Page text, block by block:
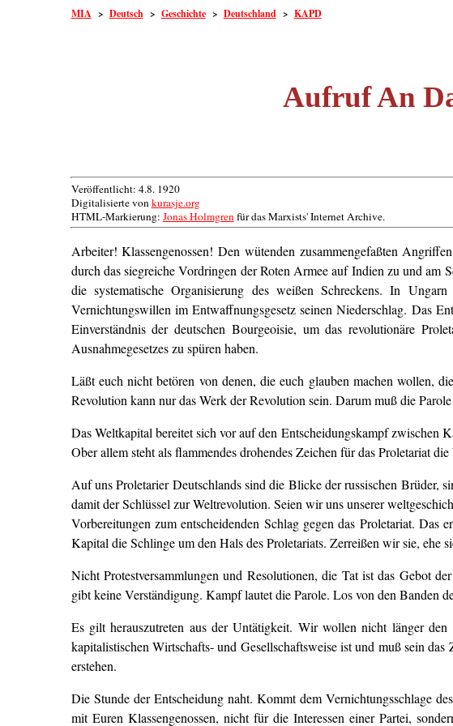
MIA > Deutsch> Geschichte> Deutschland> KAPD
Aufruf An
Veröffentlicht: 4.8. 1920
Digitalisierte vonkurasje.org
HTML-Markierung: Jonas Holmgrenfür das Marxists' Internet Archive.
Arbeiter! Klassengenossen! Den wütenden zusammengefaßten
durch das siegreiche Vordringen der Roten Armee auf Indien zu und
die systematische Organisierung des weißen Schreckens. In
Vernichtungswillen im Entwaffnungsgesetz seinen Niederschlag. Das
Einverständnis der deutschen Bourgeoisie, um das revolutionäre
Ausnahmegesetzes zu spüren haben.
Läßt euch nicht betören von denen, die euch glauben machen wollen,
Revolution kann nur das Werk der Revolution sein. Darum muß die
Das Weltkapital bereitet sich vor auf den Entscheidungskampf
Ober allem steht als flammendes drohendes Zeichen für das Proletariat
Auf uns Proletarier Deutschlands sind die Blicke der russischen Brüder,
damit der Schlüssel zur Weltrevolution. Seien wir uns unserer
Vorbereitungen zum entscheidenden Schlag gegen das Proletariat.
Kapital die Schlinge um den Hals des Proletariats. Zerreißen wir sie, ehe
Nicht Protestversammlungen und Resolutionen, die Tat ist das Gebot
gibt keine Verständigung. Kampf lautet die Parole. Los von den Banden
Es gilt herauszutreten aus der Untätigkeit. Wir wollen nicht länger
kapitalistischen Wirtschafts- und Gesellschaftsweise ist und muß sein
erstehen.
Die Stunde der Entscheidung naht. Kommt dem Vernichtungsschlage
mit Euren Klassengenossen, nicht für die Interessen einer Partei,